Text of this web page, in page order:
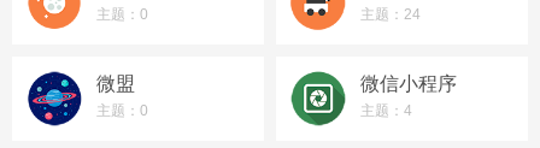
主题：0 主题：24
微盟
主题：0
微信小程序
主题：4